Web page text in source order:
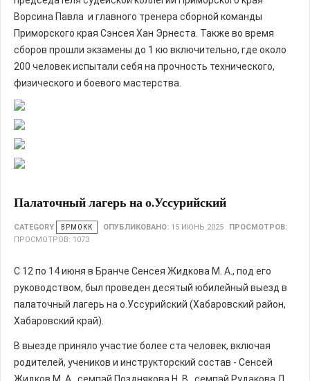
Ворсина Павла и главного тренера сборной команды
Приморского края Сэнсея Хан Эрнеста. Также во время
сборов прошли экзамены до 1 кю включительно, где около
200 человек испытали себя на прочность технического,
физического и боевого мастерства.
Палаточный лагерь на о.Уссурийский
CATEGORY ВРМОКК ОПУБЛИКОВАНО: 15 ИЮНЬ 2025
ПРОСМОТРОВ:
ПРОСМОТРОВ: 1073
С 12 по 14 июня в Бранче Сенсея Жидкова М. А., под его
руководством, был проведен десятый юбилейный выезд в
палаточный лагерь на о.Уссурийский (Хабаровский район,
Хабаровский край).
В выезде приняло участие более ста человек, включая
родителей, учеников и инструкторский состав - Сенсей